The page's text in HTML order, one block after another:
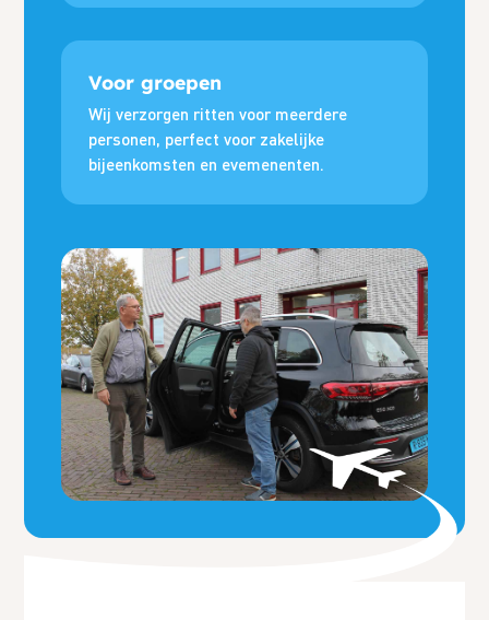
Voor groepen
Wij verzorgen ritten voor meerdere
personen, perfect voor zakelijke
bijeenkomsten en evemenenten.